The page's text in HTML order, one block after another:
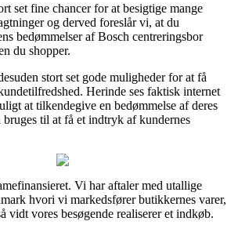
set fine chancer for at besigtige mange
og derved foreslår vi, at du
bedømmelser af Bosch centreringsbor
du shopper.
stort set gode muligheder for at få
Herinde ses faktisk internet
at tilkendegive en bedømmelse af deres
til at få et indtryk af kundernes
Vi har aftaler med utallige
hvori vi markedsfører butikkernes varer,
vidt vores besøgende realiserer et indkøb.